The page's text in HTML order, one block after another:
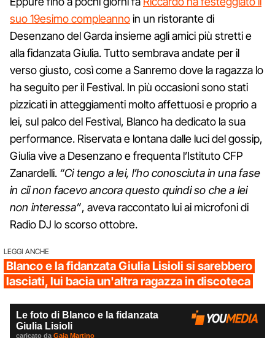
suo 19esimo compleannoin un ristorante di
Desenzano del Garda insieme agli amici più stretti e
alla fidanzata Giulia. Tutto sembrava andate per il
verso giusto, così come a Sanremo dove la ragazza lo
ha seguito per il Festival. In più occasioni sono stati
pizzicati in atteggiamenti molto affettuosi e proprio a
lei, sul palco del Festival, Blanco ha dedicato la sua
performance. Riservata e lontana dalle luci del gossip,
Giulia vive a Desenzano e frequenta l’Istituto CFP
Zanardelli. “Ci tengo a lei, l’ho conosciuta in una fase
in cii non facevo ancora questo quindi so che a lei
non interessa”, aveva raccontato lui ai microfoni di
Radio DJ lo scorso ottobre.
LEGGI ANCHE
Blanco e la fidanzata Giulia Lisioli si sarebbero
lasciati, lui bacia un'altra ragazza in discoteca